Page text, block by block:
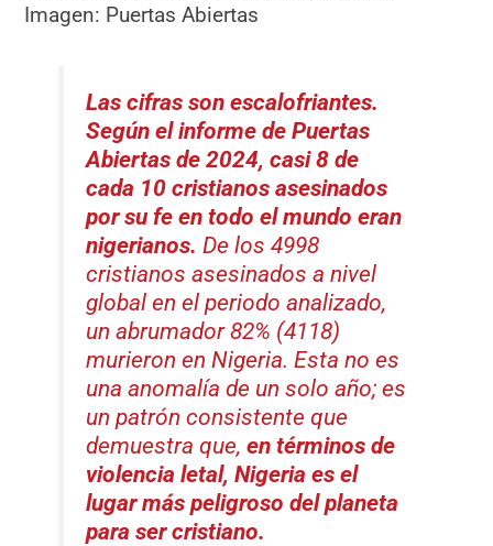
Imagen: Puertas Abiertas
Las cifras son escalofriantes.
Según el informe de Puertas
Abiertas de 2024, casi 8 de
cada 10 cristianos asesinados
por su fe en todo el mundo eran
nigerianos. De los 4998
cristianos asesinados a nivel
global en el periodo analizado,
un abrumador 82% (4118)
murieron en Nigeria. Esta no es
una anomalía de un solo año; es
un patrón consistente que
demuestra que,en términos de
violencia letal, Nigeria es el
lugar más peligroso del planeta
para ser cristiano.